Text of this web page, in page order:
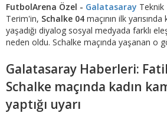
FutbolArena Özel - Galatasaray
Terim'in, Schalke 04 maçının ilk
yaşadığı diyalog sosyal medyada farklı
neden oldu. Schalke maçında yaşanan o
Galatasaray Haberleri:
Schalke maçında kadın
yaptığı uyarı